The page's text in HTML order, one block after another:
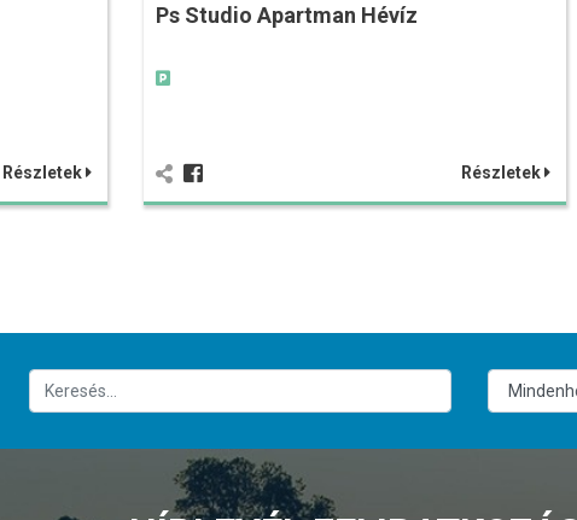
Részletek
Ps Studio Apartman Hévíz
Részletek